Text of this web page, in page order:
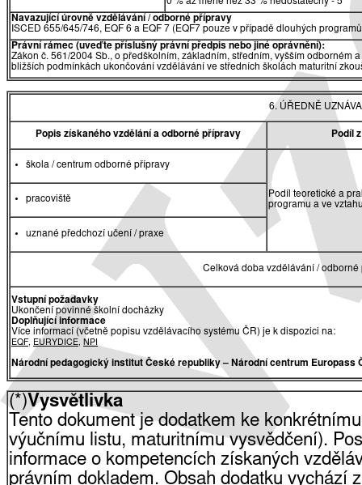
Navazující úrovně vzdělávání / odborné přípravy
ISCED 655/645/746, EQF 6 a EQF 7 (EQF7 pouze v případě dlouhých
Právní rámec (uveďte příslušný právní předpis nebo jiné oprávnění):
Zákon č. 561/2004 Sb., o předškolním, základním, středním, vyšším
bližších podmínkách ukončování vzdělávání ve středních školách maturitní
6. ÚŘEDNĚ
Popis získaného vzdělání a odborné přípravy Podíl
škola / centrum odborné přípravy
Podíl teoretické a
programu a ve
pracoviště
uznané předchozí učení / praxe
Celková doba vzdělávání /
Vstupní požadavky
Ukončení povinné školní docházky
Doplňující informace
Více informací (včetně popisu vzdělávacího systému ČR) je k dispozici na:
EQF, EURYDICE, NPI
Národní pedagogický institut České republiky– Národní centrum Europass
(*)Vysvětlivka
Tento dokument je dodatkem ke
výučnímu listu, maturitnímu vysvědčení).
informace o kompetencích získaných
právním dokladem. Obsah dodatku vychází